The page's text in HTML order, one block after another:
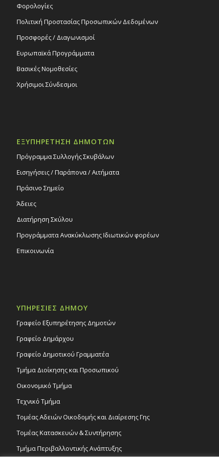
Φορολογίες
Πολιτική Προστασίας Προσωπικών Δεδομένων
Προσφορές / Διαγωνισμοί
Ευρωπαϊκά Προγράμματα
Βασικές Νομοθεσίες
Χρήσιμοι Σύνδεσμοι
ΕΞΥΠΗΡΕΤΗΣΗ ΔΗΜΟΤΩΝ
Πρόγραμμα Συλλογής Σκυβάλων
Εισηγήσεις / Παράπονα / Αιτήματα
Πράσινο Σημείο
Άδειες
Διατήρηση Σκύλου
Προγράμματα Ανακύκλωσης Ιδιωτικών φορέων
Επικοινωνία
ΥΠΗΡΕΣΙΕΣ ΔΗΜΟΥ
Γραφείο Εξυπηρέτησης Δημοτών
Γραφείο Δημάρχου
Γραφείο Δημοτικού Γραμματέα
Τμήμα Διοίκησης και Προσωπικού
Οικονομικό Τμήμα
Τεχνικό Τμήμα
Τομέας Αδειών Οικοδομής και Διαίρεσης Γης
Τομέας Κατασκευών & Συντήρησης
Τμήμα Περιβαλλοντικής Ανάπτυξης